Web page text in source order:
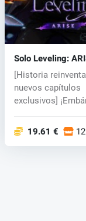
Solo Leveling:
OVERDRIVE (PC)
[Historia
nuevos capítulos
exclusivos]
19.61 €